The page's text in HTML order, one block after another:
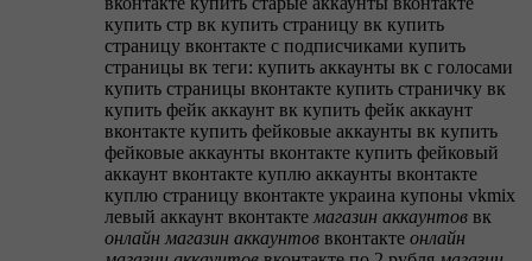
купить стр вк купить страницу вк купить
страницу вконтакте с подписчиками купить
страницы вк теги: купить аккаунты вк с голосами
купить страницы вконтакте купить страничку вк
купить фейк аккаунт вк купить фейк аккаунт
вконтакте купить фейковые аккаунты вк купить
фейковые аккаунты вконтакте купить фейковый
аккаунт вконтакте куплю аккаунты вконтакте
куплю страницу вконтакте украина купоны vkmix
левый аккаунт вконтакте магазин аккаунтов вк
онлайн магазин аккаунтов вконтакте онлайн